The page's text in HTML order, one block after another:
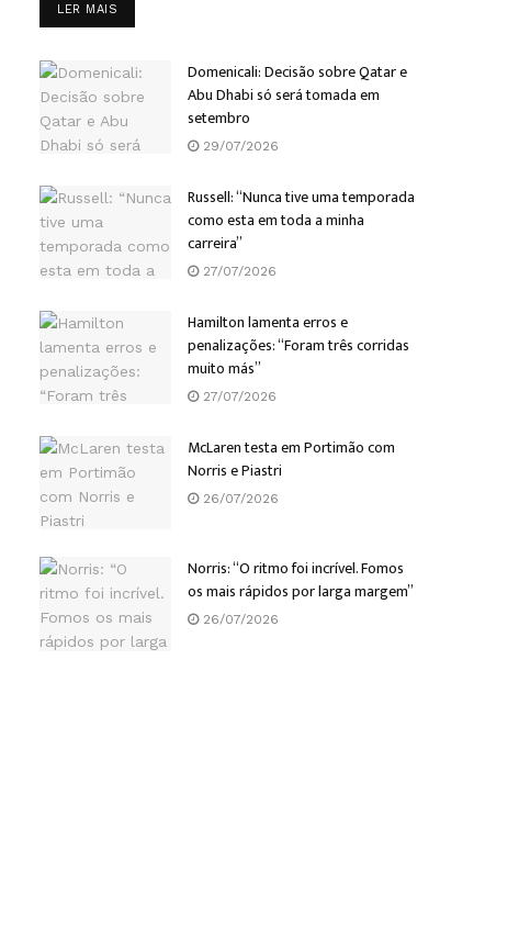
LER MAIS
Domenicali: Decisão sobre Qatar e
Abu Dhabi só será tomada em
setembro
29/07/2026
Russell: “Nunca tive uma temporada
como esta em toda a minha
carreira”
27/07/2026
Hamilton lamenta erros e
penalizações: “Foram três corridas
muito más”
27/07/2026
McLaren testa em Portimão com
Norris e Piastri
26/07/2026
Norris: “O ritmo foi incrível. Fomos
os mais rápidos por larga margem”
26/07/2026